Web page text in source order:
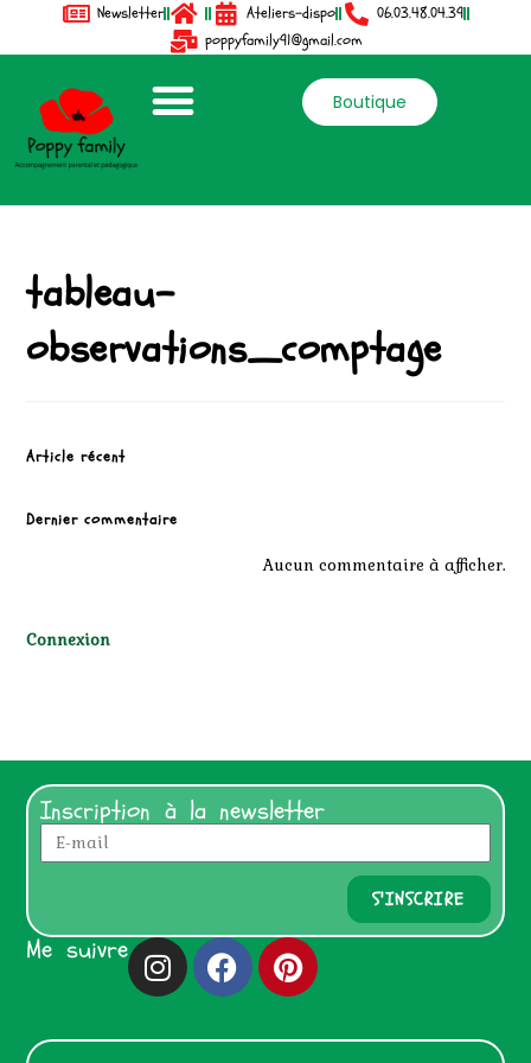
Newsletter Ateliers-dispo
06.03.48.04.39
poppyfamily91@gmail.com
Boutique
tableau-
observations_comptage
Article récent
Dernier commentaire
Aucun commentaire à afficher.
Connexion
Inscription à la newsletter
S'INSCRIRE
Me suivre